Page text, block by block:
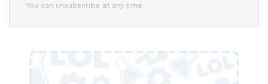
You can unsubscribe at any time